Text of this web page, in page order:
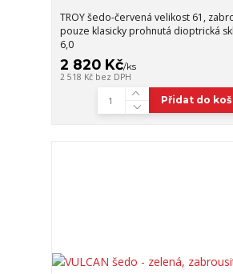
TROY šedo-červená velikost 61,
pouze klasicky prohnutá dioptrická
6,0
2 820 Kč/ks
2 518 Kč bez DPH
Přidat do